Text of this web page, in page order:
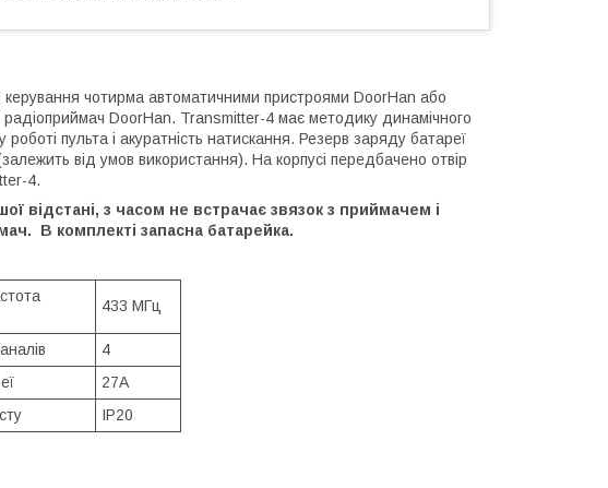
чотирма автоматичними пристроями DoorHan або
DoorHan. Transmitter-4 має методику динамічного
пульта і акуратність натискання. Резерв заряду батареї
від умов використання). На корпусі передбачено отвір
4.
відстані, з часом не встрачає звязок з приймачем і
В комплекті запасна батарейка.
433 МГц
4
27A
IP20